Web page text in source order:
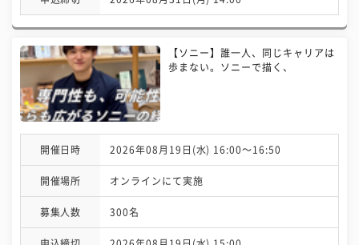
【ソニー】誰一人、同じキャリアは
歩まない。ソニーで描く、
開催日時 2026年08月19日(水) 16:00〜16:50
開催場所 オンラインにて実施
募集人数 300名
申込締切 2026年08月19日(水) 15:00